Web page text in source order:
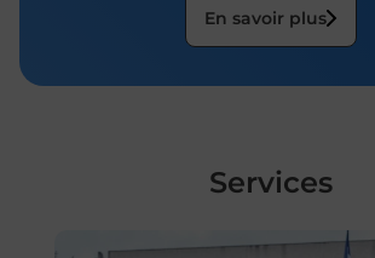
En savoir plus
Services
En savoir plus